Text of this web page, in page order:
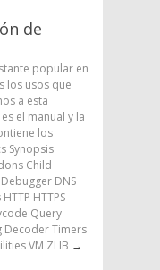
de
popular en
los usos que
a esta
el manual y la
los
Synopsis
Child
DNS
HTTPS
Query
Decoder Timers
VM ZLIB →